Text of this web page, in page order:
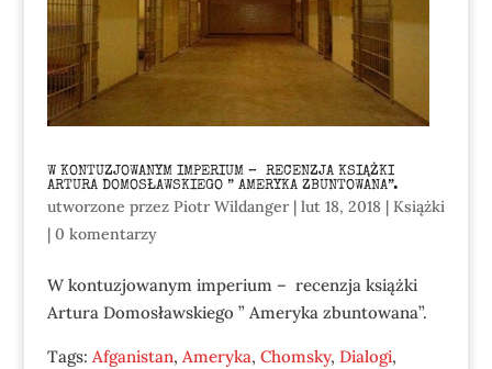
W KONTUZJOWANYM IMPERIUM – RECENZJA KSIĄŻKI
ARTURA DOMOSŁAWSKIEGO ” AMERYKA ZBUNTOWANA”.
utworzone przez Piotr Wildanger| lut 18, 2018| Książki
| 0 komentarzy
W kontuzjowanym imperium – recenzja książki
Artura Domosławskiego ” Ameryka zbuntowana”.
Tags: Afganistan, Ameryka, Chomsky, Dialogi,